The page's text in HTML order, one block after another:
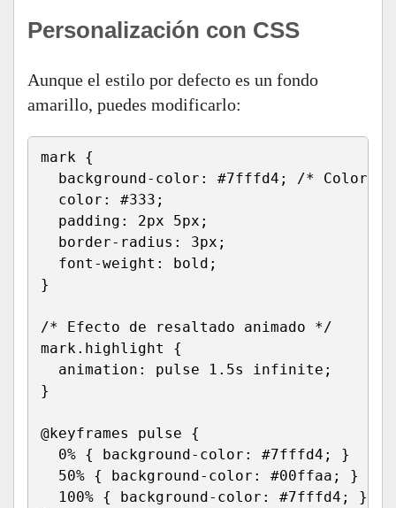
Personalización con CSS
Aunque el estilo por defecto es un fondo
amarillo, puedes modificarlo:
mark {
background-color: #7fffd4; /* Color
  color: #333;
  padding: 2px 5px;
  border-radius: 3px;
  font-weight: bold;
}
/* Efecto de resaltado animado */
mark.highlight {
  animation: pulse 1.5s infinite;
}
@keyframes pulse {
  0% { background-color: #7fffd4; }
  50% { background-color: #00ffaa; }
  100% { background-color: #7fffd4; }